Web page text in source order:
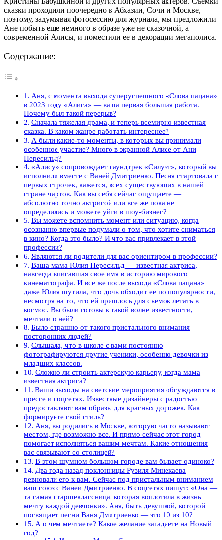
сказки проходили поочередно в Абхазии, Сочи и Москве,
поэтому, задумывая фотосессию для журнала, мы предложили
Ане побыть еще немного в образе уже не сказочной, а
современной Алисы, и поместили ее в декорации мегаполиса.
Содержание:
Аня, с момента выхода суперуспешного «Слова пацана»
в 2023 году «Алиса» — ваша первая большая работа.
Почему был такой перерыв?
Сначала тяжелая драма, и теперь всемирно известная
сказка. В каком жанре работать интереснее?
А были какие-то моменты, в которых вы принимали
особенное участие? Много в экранной Алисе от Ани
Пересильд?
«Алису» сопровождает саундтрек «Силуэт», который вы
исполнили вместе с Ваней Дмитриенко. Песня стартовала с
первых строчек, кажется, всех существующих в нашей
стране чартов. Как вы себя сейчас ощущаете —
абсолютно точно актрисой или все же пока не
определились и можете уйти в шоу-бизнес?
Вы можете вспомнить момент или ситуацию, когда
осознанно впервые подумали о том, что хотите сниматься
в кино? Когда это было? И что вас привлекает в этой
профессии?
Являются ли родители для вас ориентиром в профессии?
Ваша мама Юлия Пересильд — известная актриса,
навсегда вписавшая свое имя в историю мирового
кинематографа. И все же после выхода «Слова пацана»
даже Юлия шутила, что дочь обходит ее по популярности,
несмотря на то, что ей пришлось для съемок летать в
космос. Вы были готовы к такой волне известности,
мечтали о ней?
Было страшно от такого пристального внимания
посторонних людей?
Слышала, что в школе с вами постоянно
фотографируются другие ученики, особенно девочки из
младших классов.
Сложно ли строить актерскую карьеру, когда мама
известная актриса?
Ваши выходы на светские мероприятия обсуждаются в
прессе и соцсетях. Известные дизайнеры с радостью
предоставляют вам образы для красных дорожек. Как
формируете свой стиль?
Аня, вы родились в Москве, которую часто называют
местом, где возможно все. И прямо сейчас этот город
помогает исполняться вашим мечтам. Какие отношения
вас связывают со столицей?
В этом шумном большом городе вам бывает одиноко?
Два года назад поклонницы Рузиля Минекаева
ревновали его к вам. Сейчас под пристальным вниманием
ваш союз с Ваней Дмитриенко. В соцсетях пишут: «Она —
та самая старшеклассница, которая воплотила в жизнь
мечту каждой девчонки». Аня, быть девушкой, которой
посвящает песни Ваня Дмитриенко — это 10 из 10?
А о чем мечтаете? Какое желание загадаете на Новый
год?